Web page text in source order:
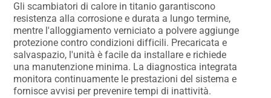
Gli scambiatori di calore in titanio garantiscono
resistenza alla corrosione e durata a lungo termine,
mentre l'alloggiamento verniciato a polvere aggiunge
protezione contro condizioni difficili. Precaricata e
salvaspazio, l'unità è facile da installare e richiede
una manutenzione minima. La diagnostica integrata
monitora continuamente le prestazioni del sistema e
fornisce avvisi per prevenire tempi di inattività.